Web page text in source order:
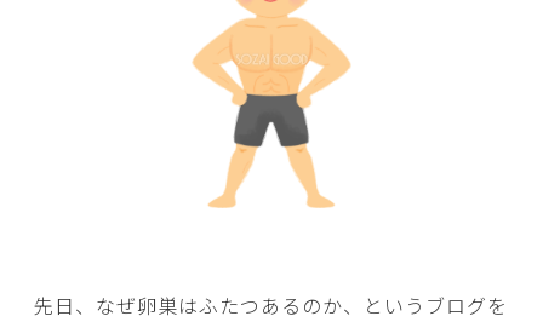
先日、なぜ卵巣はふたつあるのか、というブログを